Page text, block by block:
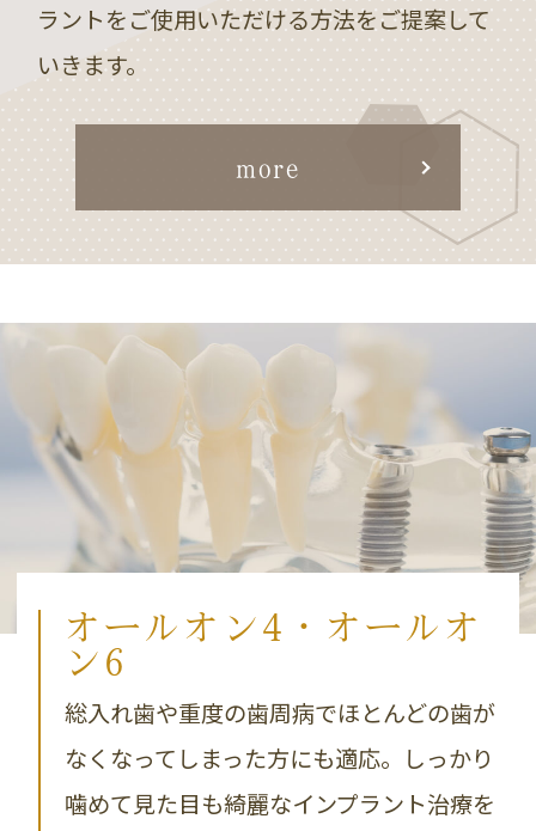
ラントをご使用いただける方法をご提案して
いきます。
more
オールオン4・ オールオ
ン6
総入れ歯や重度の歯周病でほとんどの歯が
なくなってしまった方にも適応。しっかり
噛めて見た目も綺麗なインプラント治療を